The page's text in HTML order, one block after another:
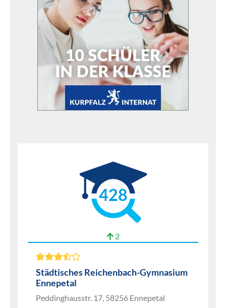
428
2
Städtisches Reichenbach-Gymnasium
Ennepetal
Peddinghausstr. 17, 58256 Ennepetal